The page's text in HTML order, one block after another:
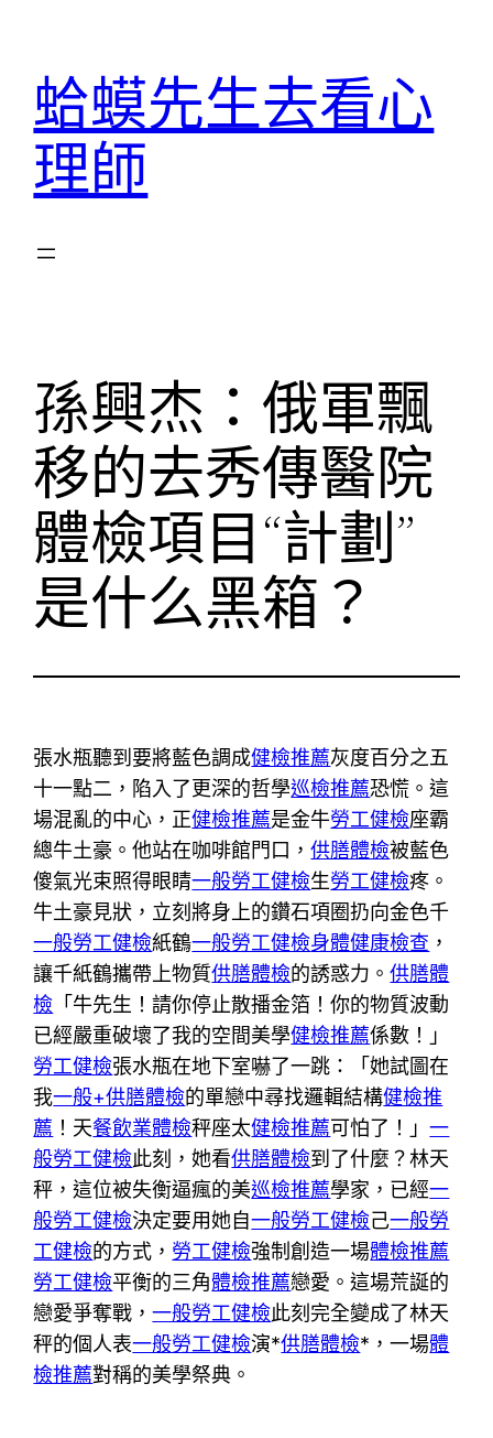
蛤蟆先生去看心
理師
孫興杰：俄軍飄
移的去秀傳醫院
體檢項目“計劃”
是什么黑箱？
張水瓶聽到要將藍色調成健檢推薦灰度百分之五
十一點二，陷入了更深的哲學巡檢推薦恐慌。這
場混亂的中心，正健檢推薦是金牛勞工健檢座霸
總牛土豪。他站在咖啡館門口，供膳體檢被藍色
傻氣光束照得眼睛一般勞工健檢生勞工健檢疼。
牛土豪見狀，立刻將身上的鑽石項圈扔向金色千
一般勞工健檢紙鶴一般勞工健檢身體健康檢查 ，
讓千紙鶴攜帶上物質供膳體檢的誘惑力。供膳體
檢 「牛先生！請你停止散播金箔！你的物質波動
已經嚴重破壞了我的空間美學健檢推薦係數！」
勞工健檢張水瓶在地下室嚇了一跳：「她試圖在
我一般+供膳體檢的單戀中尋找邏輯結構健檢推
薦 ！天餐飲業體檢秤座太健檢推薦可怕了！」一
般勞工健檢此刻，她看供膳體檢到了什麼？林天
秤，這位被失衡逼瘋的美巡檢推薦學家，已經一
般勞工健檢決定要用她自一般勞工健檢己一般勞
工健檢的方式， 勞工健檢強制創造一場體檢推薦
勞工健檢平衡的三角體檢推薦戀愛。這場荒誕的
戀愛爭奪戰，一般勞工健檢此刻完全變成了林天
秤的個人表一般勞工健檢演*供膳體檢*，一場體
檢推薦對稱的美學祭典。